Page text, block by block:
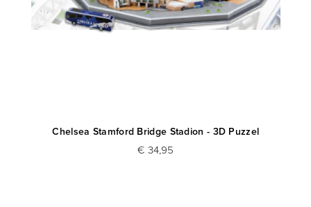
Chelsea Stamford Bridge Stadion - 3D Puzzel
€ 34,95